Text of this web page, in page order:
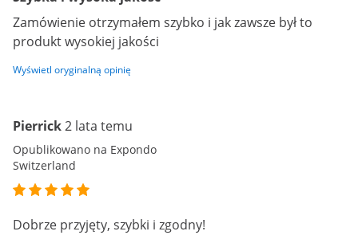
Zamówienie otrzymałem szybko i jak zawsze był to
produkt wysokiej jakości
Wyświetl oryginalną opinię
Pierrick2 lata temu
Opublikowano na Expondo
Switzerland
Dobrze przyjęty, szybki i zgodny!